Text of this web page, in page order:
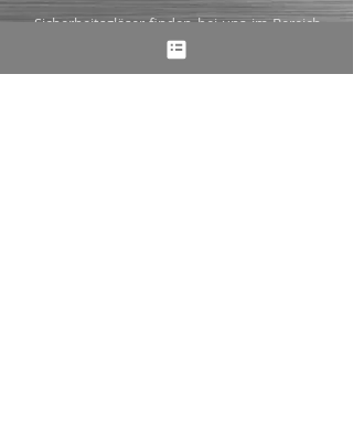
Sicherheitsgläser finden bei uns im Bereich
von Überdachungen und
Brüstungsverglasungen Anwendung. Wir